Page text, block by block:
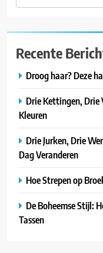
Recente
Droog haar? Deze
Drie Kettingen,
Kleuren
Drie Jurken, Drie
Dag Veranderen
Hoe Strepen op
De Boheemse Stijl:
Tassen